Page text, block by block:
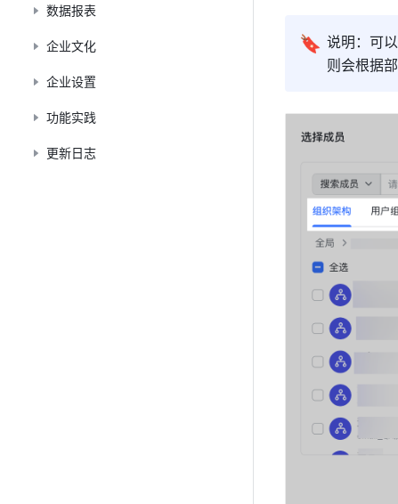
数据报表
企业文化
企业设置
功能实践
更新日志
🔖 说明：可
则会根据